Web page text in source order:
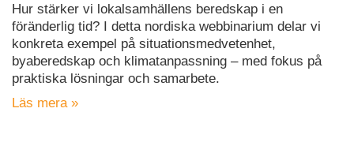
Hur stärker vi lokalsamhällens beredskap i en
föränderlig tid? I detta nordiska webbinarium delar vi
konkreta exempel på situationsmedvetenhet,
byaberedskap och klimatanpassning – med fokus på
praktiska lösningar och samarbete.
Läs mera »